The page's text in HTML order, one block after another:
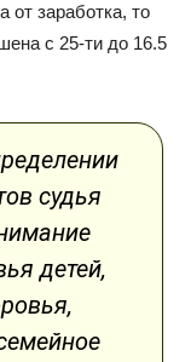
от заработка, то
с 25-ти до 16.5
судья
детей,